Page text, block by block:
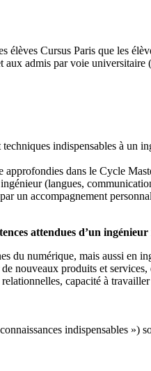
élèves Cursus Paris que les
aux admis par voie
indispensables à un
dans le Cycle
ingénieur (langues,
un accompagnement
attendues d’un
du numérique, mais aussi en
nouveaux produits et services,
capacité à
indispensables